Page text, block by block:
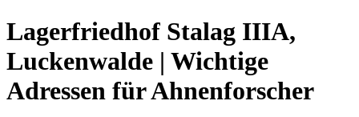
Lagerfriedhof Stalag IIIA,
Luckenwalde | Wichtige
Adressen für Ahnenforscher